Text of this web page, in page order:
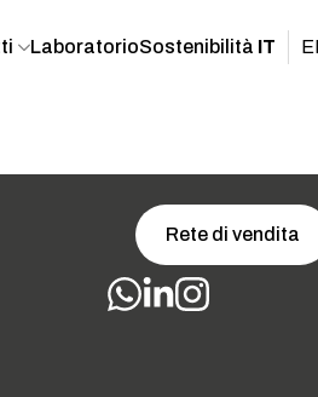
LaboratorioSostenibilità IT
Rete di vendita